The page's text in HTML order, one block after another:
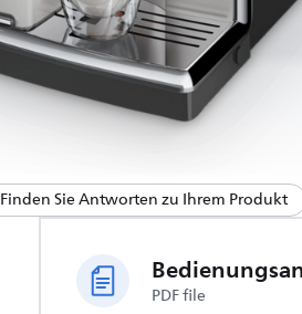
Finden Sie Antworten zu Ihrem Produkt
PDF file